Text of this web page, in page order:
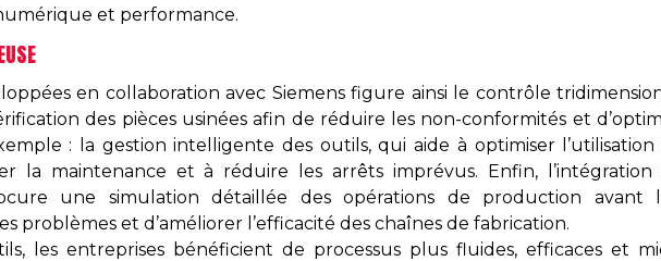
et performance.
en collaboration avec Siemens figure ainsi le contrôle
des pièces usinées afin de réduire les non-conformités et
: la gestion intelligente des outils, qui aide à optimiser l’utilisation
la maintenance et à réduire les arrêts imprévus. Enfin, l’intégration
une simulation détaillée des opérations de production avant
problèmes et d’améliorer l’efficacité des chaînes de fabrication.
les entreprises bénéficient de processus plus fluides, efficaces et